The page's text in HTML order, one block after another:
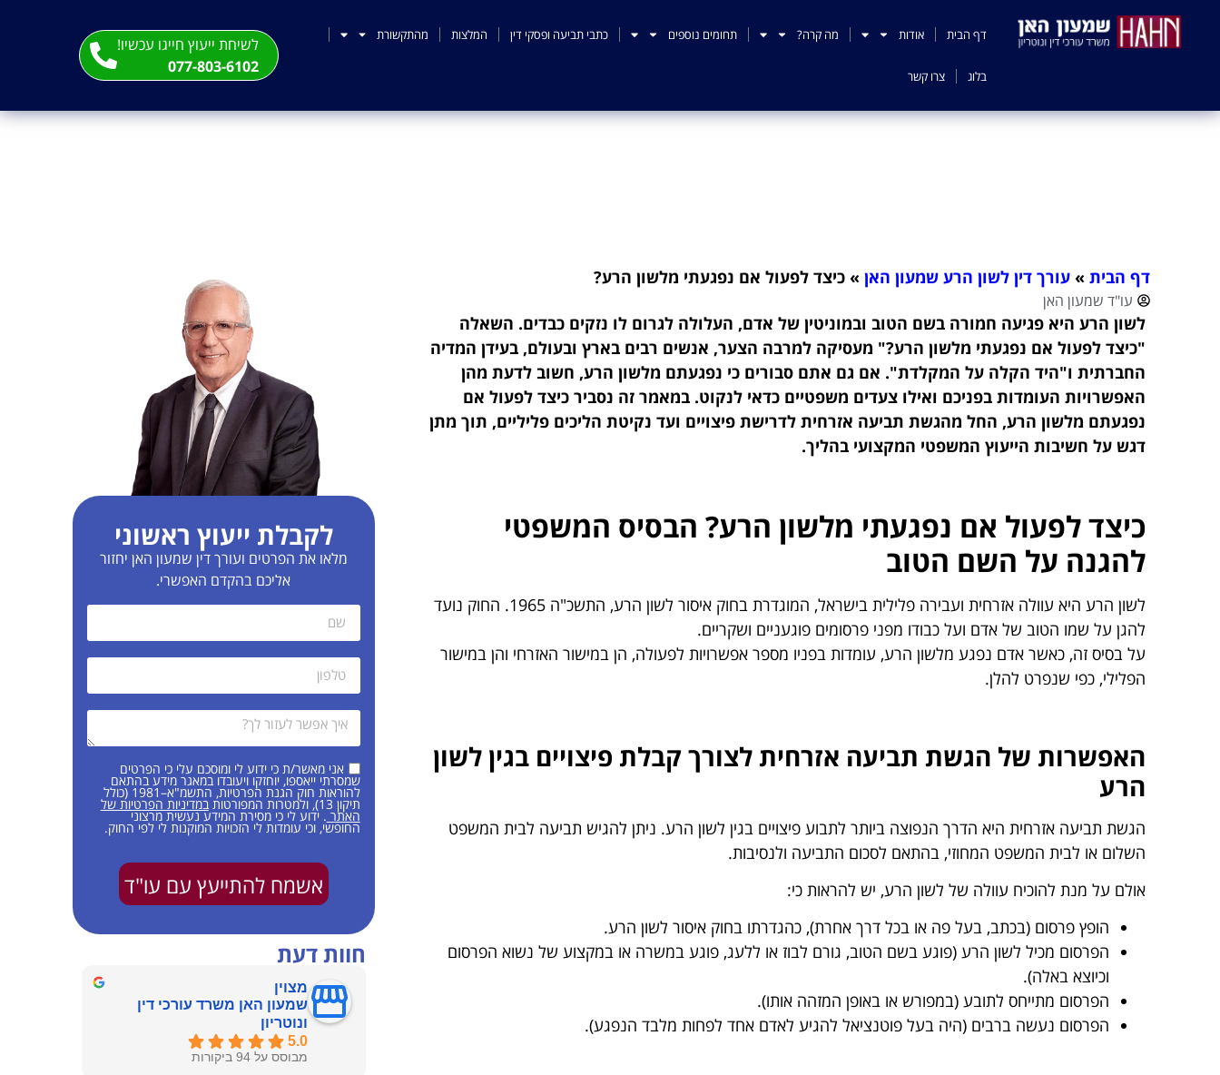
דף הבית אודות מה קרה? תחומים נוספים כתבי תביעה ופסקי דין המלצות מהתקשורת
בלוג צרו קשר
לשיחת ייעוץ חייגו עכשיו!
077-803-6102
דף הבית »עורך דין לשון הרע שמעון האן »כיצד לפעול אם נפגעתי מלשון הרע?
עו"ד שמעון האן
לשון הרע היא פגיעה חמורה בשם הטוב ובמוניטין של אדם, העלולה לגרום לו נזקים כבדים. השאלה
"כיצד לפעול אם נפגעתי מלשון הרע?" מעסיקה למרבה הצער, אנשים רבים בארץ ובעולם, בעידן המדיה
החברתית ו"היד הקלה על המקלדת". אם גם אתם סבורים כי נפגעתם מלשון הרע, חשוב לדעת מהן
האפשרויות העומדות בפניכם ואילו צעדים משפטיים כדאי לנקוט. במאמר זה נסביר כיצד לפעול אם
נפגעתם מלשון הרע, החל מהגשת תביעה אזרחית לדרישת פיצויים ועד נקיטת הליכים פליליים, תוך מתן
דגש על חשיבות הייעוץ המשפטי המקצועי בהליך.
כיצד לפעול אם נפגעתי מלשון הרע? הבסיס המשפטי
להגנה על השם הטוב
לשון הרע היא עוולה אזרחית ועבירה פלילית בישראל, המוגדרת בחוק איסור לשון הרע, התשכ"ה 1965. החוק נועד
להגן על שמו הטוב של אדם ועל כבודו מפני פרסומים פוגעניים ושקריים.
על בסיס זה, כאשר אדם נפגע מלשון הרע, עומדות בפניו מספר אפשרויות לפעולה, הן במישור האזרחי והן במישור
הפלילי, כפי שנפרט להלן.
האפשרות של הגשת תביעה אזרחית לצורך קבלת פיצויים בגין לשון
הרע
הגשת תביעה אזרחית היא הדרך הנפוצה ביותר לתבוע פיצויים בגין לשון הרע. ניתן להגיש תביעה לבית המשפט
השלום או לבית המשפט המחוזי, בהתאם לסכום התביעה ולנסיבות.
אולם על מנת להוכיח עוולה של לשון הרע, יש להראות כי:
הופץ פרסום (בכתב, בעל פה או בכל דרך אחרת), כהגדרתו בחוק איסור לשון הרע.
הפרסום מכיל לשון הרע (פוגע בשם הטוב, גורם לבוז או ללעג, פוגע במשרה או במקצוע של נשוא הפרסום
וכיוצא באלה).
הפרסום מתייחס לתובע (במפורש או באופן המזהה אותו).
הפרסום נעשה ברבים (היה בעל פוטנציאל להגיע לאדם אחד לפחות מלבד הנפגע).
לקבלת ייעוץ ראשוני
מלאו את הפרטים ועורך דין שמעון האן יחזור
אליכם בהקדם האפשרי.
אני מאשר/ת כי ידוע לי ומוסכם עלי כי הפרטים
שמסרתי ייאספו, יוחזקו ויעובדו במאגר מידע בהתאם
להוראות חוק הגנת הפרטיות, התשמ"א–1981 (כולל
תיקון 13), ולמטרות המפורטות במדיניות הפרטיות של
האתר . ידוע לי כי מסירת המידע נעשית מרצוני
החופשי, וכי עומדות לי הזכויות המוקנות לי לפי החוק.
אשמח להתייעץ עם עו"ד
חוות דעת
מצוין
שמעון האן משרד עורכי דין
ונוטריון
5.0
מבוסס על 94 ביקורות